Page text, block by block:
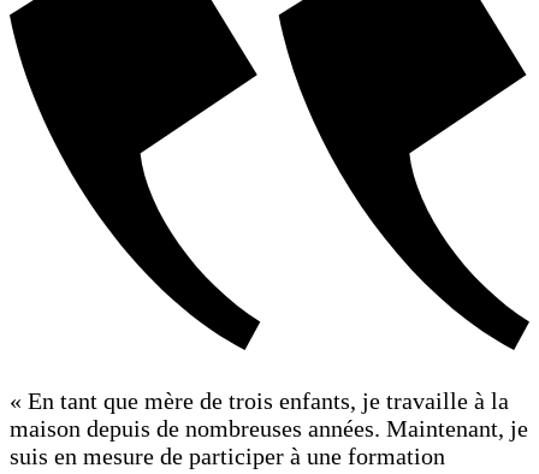
« En tant que mère de trois enfants, je travaille à la
maison depuis de nombreuses années. Maintenant, je
suis en mesure de participer à une formation